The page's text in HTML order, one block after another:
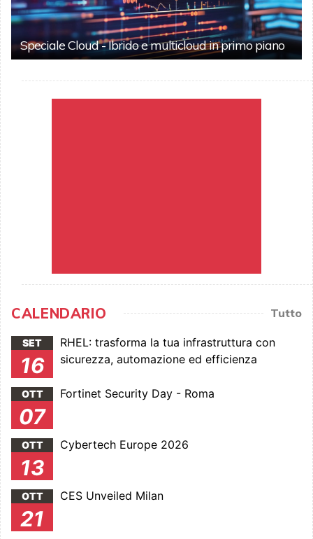
Speciale Cloud - Ibrido e multicloud in primo piano
CALENDARIO Tutto
SET
16
RHEL: trasforma la tua infrastruttura con
sicurezza, automazione ed efficienza
OTT
07
Fortinet Security Day - Roma
OTT
13
Cybertech Europe 2026
OTT
21
CES Unveiled Milan